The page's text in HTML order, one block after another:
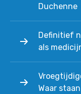
Duchenne
Definitief
als
Waar